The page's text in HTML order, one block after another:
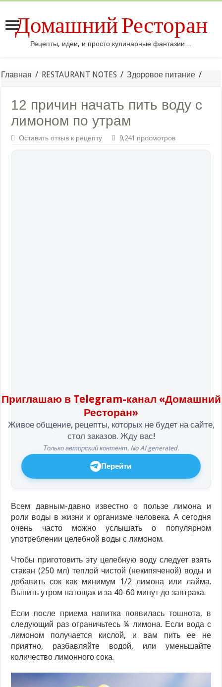
Домашний Ресторан
Рецепты, идеи, и просто кулинарные фантазии…
Главная / RESTAURANT NOTES / Здоровое питание /
12 причин начать пить воду с
лимоном по утрам
Оставить отзыв к рецепту 9,241 просмотров
Приглашаю в Telegram-канал «Домашний
Ресторан»
Живое общение, рецепты, которых не будет на сайте,
стол заказов. Жду вас!
Только авторский контент. No AI generated.
Перейти
Всем давным-давно известно о пользе лимона и
роли воды в жизни и организме человека. А сегодня
очень часто можно услышать о популярном
употреблении целебной воды с лимоном.
Чтобы приготовить эту целебную воду следует взять
стакан (250 мл) теплой чистой (некипяченой) воды и
добавить сок как минимум 1/2 лимона или лайма.
Выпить утром натощак и за 40-60 минут до завтрака.
Если после приема напитка появилась тошнота, в
следующий раз ограничьтесь ¼ лимона. Если вода с
лимоном получается кислой, и вам пить ее не
приятно, разбавляйте водой, или уменьшайте
количество лимонного сока.